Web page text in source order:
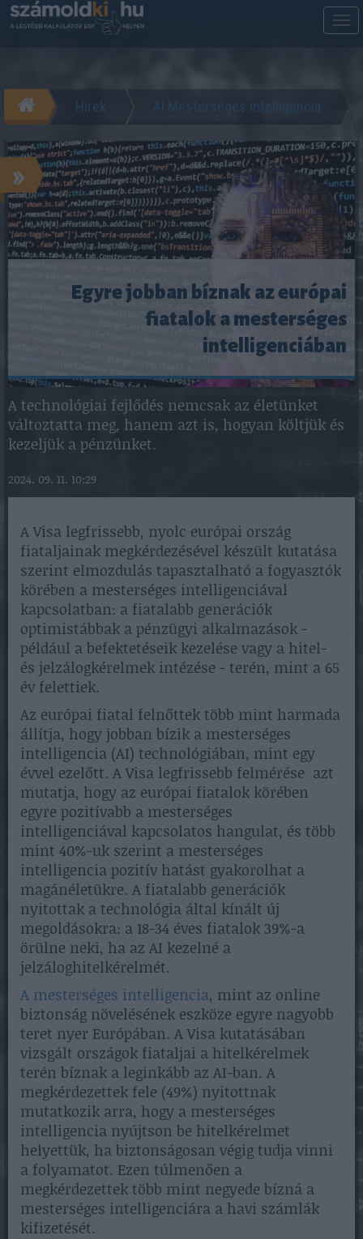
Hírek AI Mesterséges intelligencia
»
Egyre jobban bíznak az európai
fiatalok a mesterséges
intelligenciában
A technológiai fejlődés nemcsak az életünket
változtatta meg, hanem azt is, hogyan költjük és
kezeljük a pénzünket.
2024. 09. 11. 10:29
A Visa legfrissebb, nyolc európai ország
fiataljainak megkérdezésével készült kutatása
szerint elmozdulás tapasztalható a fogyasztók
körében a mesterséges intelligenciával
kapcsolatban: a fiatalabb generációk
optimistábbak a pénzügyi alkalmazások -
például a befektetéseik kezelése vagy a hitel-
és jelzálogkérelmek intézése - terén, mint a 65
év felettiek.
Az európai fiatal felnőttek több mint harmada
állítja, hogy jobban bízik a mesterséges
intelligencia (AI) technológiában, mint egy
évvel ezelőtt. A Visa legfrissebb felmérése azt
mutatja, hogy az európai fiatalok körében
egyre pozitívabb a mesterséges
intelligenciával kapcsolatos hangulat, és több
mint 40%-uk szerint a mesterséges
intelligencia pozitív hatást gyakorolhat a
magánéletükre. A fiatalabb generációk
nyitottak a technológia által kínált új
megoldásokra: a 18-34 éves fiatalok 39%-a
örülne neki, ha az AI kezelné a
jelzáloghitelkérelmét.
A mesterséges intelligencia, mint az online
biztonság növelésének eszköze egyre nagyobb
teret nyer Európában. A Visa kutatásában
vizsgált országok fiataljai a hitelkérelmek
terén bíznak a leginkább az AI-ban. A
megkérdezettek fele (49%) nyitottnak
mutatkozik arra, hogy a mesterséges
intelligencia nyújtson be hitelkérelmet
helyettük, ha biztonságosan végig tudja vinni
a folyamatot. Ezen túlmenően a
megkérdezettek több mint negyede bízná a
mesterséges intelligenciára a havi számlák
kifizetését.